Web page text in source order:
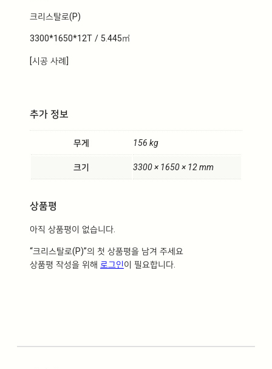
크리스탈로(P)
3300*1650*12T / 5.445㎡
[시공 사례]
추가 정보
무게 156 kg
크기 3300 × 1650 × 12 mm
상품평
아직 상품평이 없습니다.
“크리스탈로(P)”의 첫 상품평을 남겨 주세요
상품평 작성을 위해 로그인이 필요합니다.